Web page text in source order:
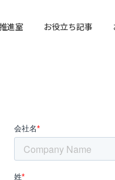
進室 お役立ち記事